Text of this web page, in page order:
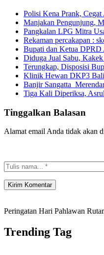
Polisi Kena Prank,
Manjakan Pengunjung,
Pangkalan LPG Mitra
Rekaman percakapan :
Bupati dan Ketua DPRD
Diduga Jual Sabu,
Terungkap, Disposisi
Klinik Hewan DKP3
Banjir Sangatta
Tiga Kali Diperiksa,
Tinggalkan Balasan
Alamat email Anda tidak akan
Peringatan Hari Pahlawan
Trending Tag